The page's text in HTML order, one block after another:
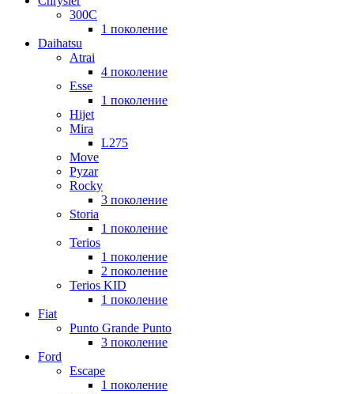
300C
1 поколение
Daihatsu
Atrai
4 поколение
Esse
1 поколение
Hijet
Mira
L275
Move
Pyzar
Rocky
3 поколение
Storia
1 поколение
Terios
1 поколение
2 поколение
Terios KID
1 поколение
Fiat
Punto Grande Punto
3 поколение
Ford
Escape
1 поколение